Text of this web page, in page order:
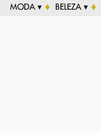
MODA ▾ BELEZA ▾